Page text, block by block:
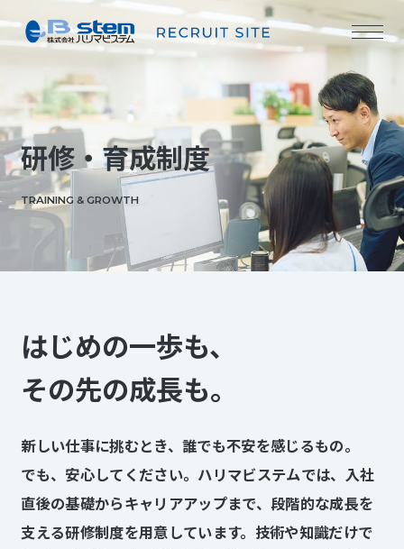
ハ
リ
マ
ビ
ス
テ
ム
を
知
マ
の
い
02
ハ
リ
マ
の
事
業
研修・育成制度
TRAINING & GROWTH
はじめの一歩も、
その先の成長も。
新しい仕事に挑むとき、誰でも不安を感じるもの。
でも、安心してください。ハリマビステムでは、入社
直後の基礎からキャリアアップまで、段階的な成長を
支える研修制度を用意しています。技術や知識だけで